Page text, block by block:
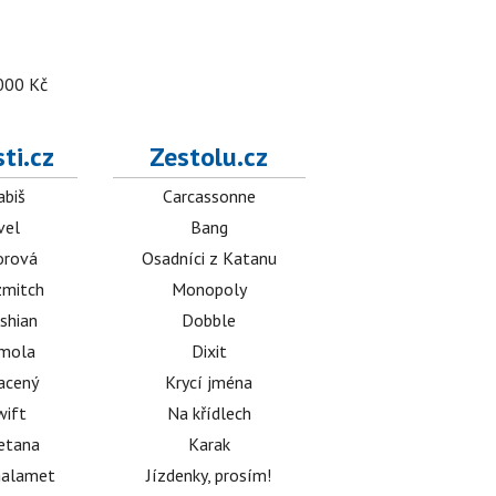
Kč
Zestolu.cz
Carcassonne
Bang
Osadníci z Katanu
Monopoly
Dobble
Dixit
Krycí jména
Na křídlech
Karak
Jízdenky, prosím!